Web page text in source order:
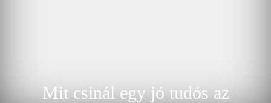
Mit csinál egy jó tudós az